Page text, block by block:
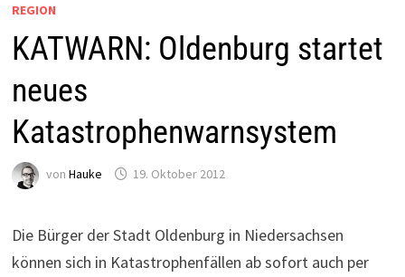
REGION
KATWARN: Oldenburg startet
neues
Katastrophenwarnsystem
von Hauke 19. Oktober 2012
Die Bürger der Stadt Oldenburg in Niedersachsen
können sich in Katastrophenfällen ab sofort auch per